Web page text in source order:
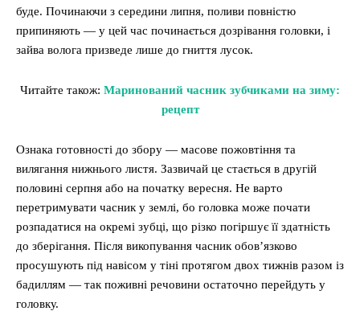
буде. Починаючи з середини липня, поливи повністю
припиняють — у цей час починається дозрівання головки, і
зайва волога призведе лише до гниття лусок.
Читайте також: Маринований часник зубчиками на зиму:
рецепт
Ознака готовності до збору — масове пожовтіння та
вилягання нижнього листя. Зазвичай це стається в другій
половині серпня або на початку вересня. Не варто
перетримувати часник у землі, бо головка може почати
розпадатися на окремі зубці, що різко погіршує її здатність
до зберігання. Після викопування часник обов’язково
просушують під навісом у тіні протягом двох тижнів разом із
бадиллям — так поживні речовини остаточно перейдуть у
головку.